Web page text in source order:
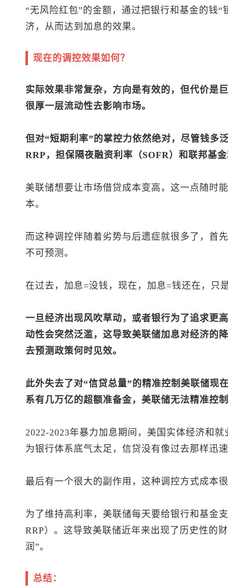
“无风险红包”的金额，通过把银行和基金的钱
济，从而达到加息的效果。
现在的调控效果如何？
实际效果非常复杂，方向是有效的，但代价是
很厚一层流动性去影响市场。
但对“短期利率”的掌控力依然绝对，尽管钱多
RRP，担保隔夜融资利率（SOFR）和联邦基
美联储想要让市场借贷成本变高，这一点随时
本。
而这种调控伴随着劣势与后遗症就很多了，首
不可预测。
在过去，加息=没钱，现在，加息=钱还在，只
一旦经济出现风吹草动，或者银行为了追求更
动性会突然泛滥，这导致美联储加息对经济的
去预测政策何时见效。
此外失去了对“信贷总量”的精准控制美联储现
系有几万亿的超额准备金，美联储无法精准控
2022-2023年暴力加息期间，美国实体经济和
为银行体系底气太足，信贷没有像过去那样迅
最后有一个很大的副作用，这种调控方式成本
为了维持高利率，美联储每天要给银行和基金
RRP）。这导致美联储近年来出现了历史性的
润”。
总结：